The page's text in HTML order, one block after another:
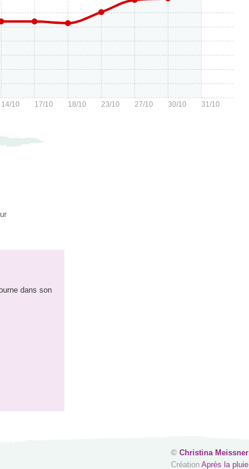
14/10 17/10 18/10 23/10 27/10 30/10 31/10
dans son
© Christina Meissner
Création Après la pluie